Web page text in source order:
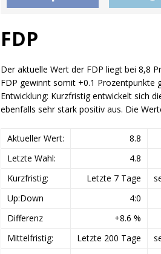
FDP
Der aktuelle Wert der FDP liegt bei 8,8
FDP gewinnt somit +0.1 Prozentpunkte
Entwicklung: Kurzfristig entwickelt sich
ebenfalls sehr stark positiv aus. Die
Aktueller Wert: 8.8
Letzte Wahl:
4.8
Kurzfristig:
Letzte 7 Tage
Up:Down
4:0
Differenz
+8.6 %
Mittelfristig:
Letzte 200 Tage